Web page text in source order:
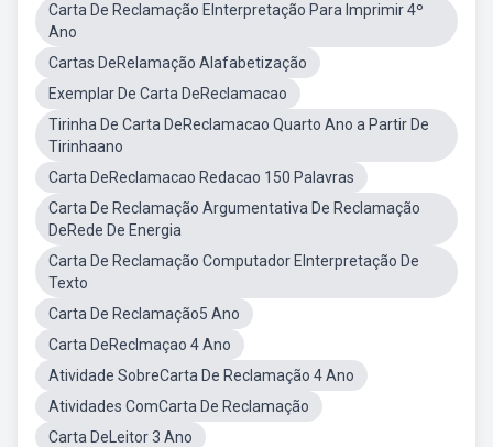
Carta De Reclamação EInterpretação Para Imprimir 4º
Ano
Cartas DeRelamação Alafabetização
Exemplar De Carta DeReclamacao
Tirinha De Carta DeReclamacao Quarto Ano a Partir De
Tirinhaano
Carta DeReclamacao Redacao 150 Palavras
Carta De Reclamação Argumentativa De Reclamação
DeRede De Energia
Carta De Reclamação Computador EInterpretação De
Texto
Carta De Reclamação5 Ano
Carta DeReclmaçao 4 Ano
Atividade SobreCarta De Reclamação 4 Ano
Atividades ComCarta De Reclamação
Carta DeLeitor 3 Ano